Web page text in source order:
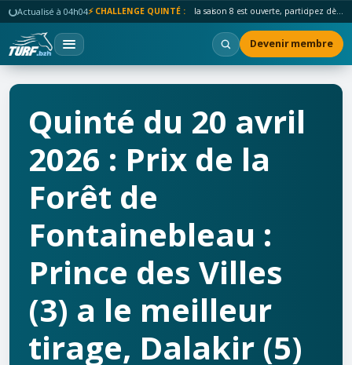
Actualisé à 04h04⚡ CHALLENGE QUINTÉ : la saison 8 est ouverte, participez dès maintenant !
Devenir membre
Quinté du 20 avril
2026 : Prix de la
Forêt de
Fontainebleau :
Prince des Villes
(3) a le meilleur
tirage, Dalakir (5)